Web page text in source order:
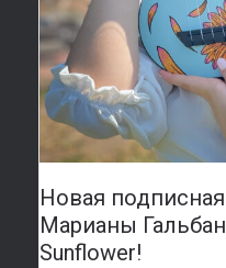
Новая
Марианы
Sunflower!